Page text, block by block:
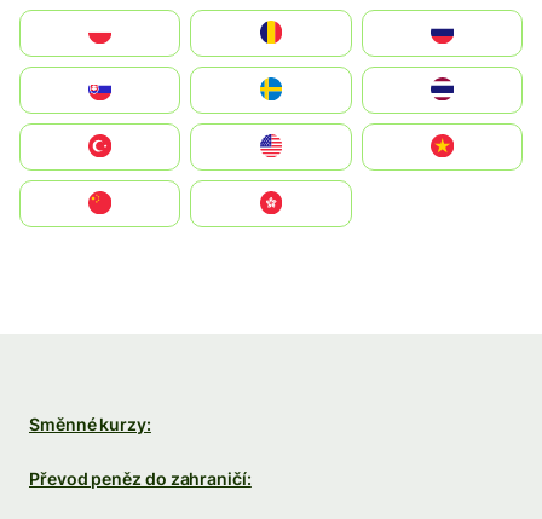
United States
中國香港特別行政區
Směnné kurzy:
Převod peněz do zahraničí: